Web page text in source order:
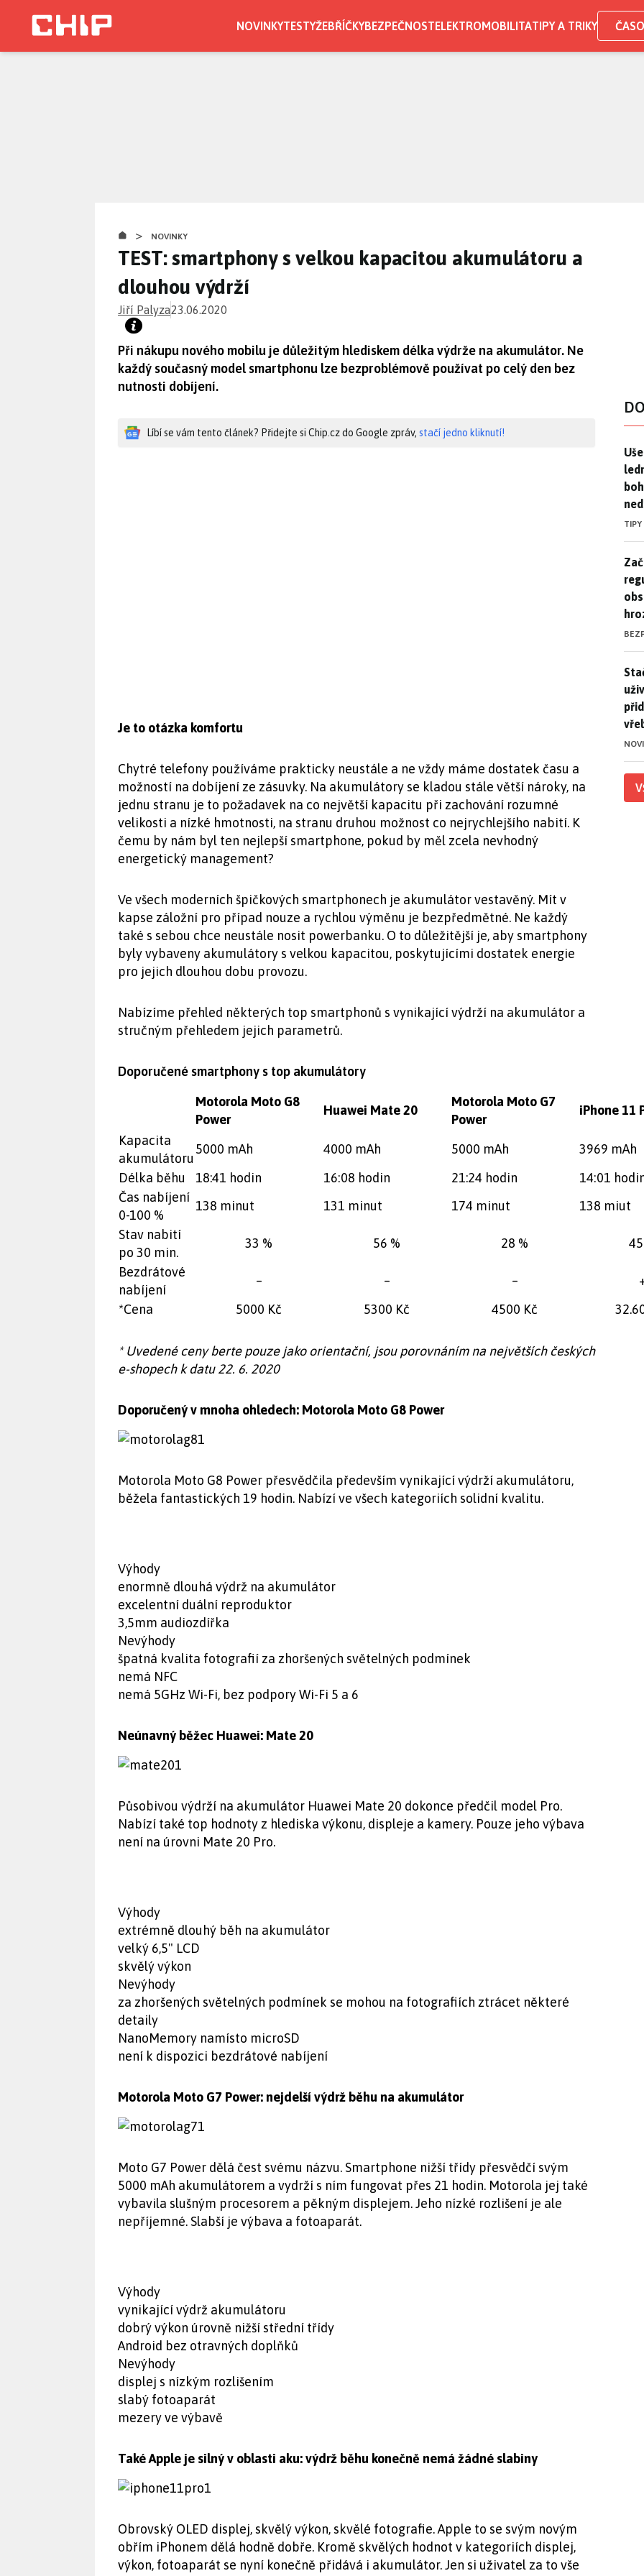
NOVINKYTESTYŽEBŘÍČKYBEZPEČNOSTELEKTROMOBILITATIPY A TRIKY
> NOVINKY
TEST: smartphony s velkou kapacitou akumulátoru a
dlouhou výdrží
Jiří Palyza23.06.2020
Při nákupu nového mobilu je důležitým hlediskem délka výdrže na akumulátor. Ne
každý současný model smartphonu lze bezproblémově používat po celý den bez
nutnosti dobíjení.
Líbí se vám tento článek? Přidejte si Chip.cz do Google zpráv, stačí jedno kliknutí!
Je to otázka komfortu
Chytré telefony používáme prakticky neustále a ne vždy máme dostatek času a
možností na dobíjení ze zásuvky. Na akumulátory se kladou stále větší nároky, na
jednu stranu je to požadavek na co největší kapacitu při zachování rozumné
velikosti a nízké hmotnosti, na stranu druhou možnost co nejrychlejšího nabití. K
čemu by nám byl ten nejlepší smartphone, pokud by měl zcela nevhodný
energetický management?
Ve všech moderních špičkových smartphonech je akumulátor vestavěný. Mít v
kapse záložní pro případ nouze a rychlou výměnu je bezpředmětné. Ne každý
také s sebou chce neustále nosit powerbanku. O to důležitější je, aby smartphony
byly vybaveny akumulátory s velkou kapacitou, poskytujícími dostatek energie
pro jejich dlouhou dobu provozu.
Nabízíme přehled některých top smartphonů s vynikající výdrží na akumulátor a
stručným přehledem jejich parametrů.
Doporučené smartphony s top akumulátory
Motorola Moto G8
Power
Huawei Mate 20
Motorola Moto G7
Power
iPhone 11
Kapacita
akumulátoru
5000 mAh 4000 mAh 5000 mAh
3969 mAh
Délka běhu
18:41 hodin 16:08 hodin 21:24 hodin
14:01
Čas nabíjení
0-100 %
138 minut 131 minut 174 minut
138 miut
Stav nabití
po 30 min.
33 % 56 % 28 %
Bezdrátové
nabíjení
– – –
*Cena
5000 Kč 5300 Kč 4500 Kč
* Uvedené ceny berte pouze jako orientační, jsou porovnáním na největších českých
e-shopech k datu 22. 6. 2020
Doporučený v mnoha ohledech: Motorola Moto G8 Power
Motorola Moto G8 Power přesvědčila především vynikající výdrží akumulátoru,
běžela fantastických 19 hodin. Nabízí ve všech kategoriích solidní kvalitu.
Výhody
enormně dlouhá výdrž na akumulátor
excelentní duální reproduktor
3,5mm audiozdířka
Nevýhody
špatná kvalita fotografií za zhoršených světelných podmínek
nemá NFC
nemá 5GHz Wi-Fi, bez podpory Wi-Fi 5 a 6
Neúnavný běžec Huawei: Mate 20
Působivou výdrží na akumulátor Huawei Mate 20 dokonce předčil model Pro.
Nabízí také top hodnoty z hlediska výkonu, displeje a kamery. Pouze jeho výbava
není na úrovni Mate 20 Pro.
Výhody
extrémně dlouhý běh na akumulátor
velký 6,5" LCD
skvělý výkon
Nevýhody
za zhoršených světelných podmínek se mohou na fotografiích ztrácet některé
detaily
NanoMemory namísto microSD
není k dispozici bezdrátové nabíjení
Motorola Moto G7 Power: nejdelší výdrž běhu na akumulátor
Moto G7 Power dělá čest svému názvu. Smartphone nižší třídy přesvědčí svým
5000 mAh akumulátorem a vydrží s ním fungovat přes 21 hodin. Motorola jej také
vybavila slušným procesorem a pěkným displejem. Jeho nízké rozlišení je ale
nepříjemné. Slabší je výbava a fotoaparát.
Výhody
vynikající výdrž akumulátoru
dobrý výkon úrovně nižší střední třídy
Android bez otravných doplňků
Nevýhody
displej s nízkým rozlišením
slabý fotoaparát
mezery ve výbavě
Také Apple je silný v oblasti aku: výdrž běhu konečně nemá žádné slabiny
Obrovský OLED displej, skvělý výkon, skvělé fotografie. Apple to se svým novým
obřím iPhonem dělá hodně dobře. Kromě skvělých hodnot v kategoriích displej,
výkon, fotoaparát se nyní konečně přidává i akumulátor. Jen si uživatel za to vše